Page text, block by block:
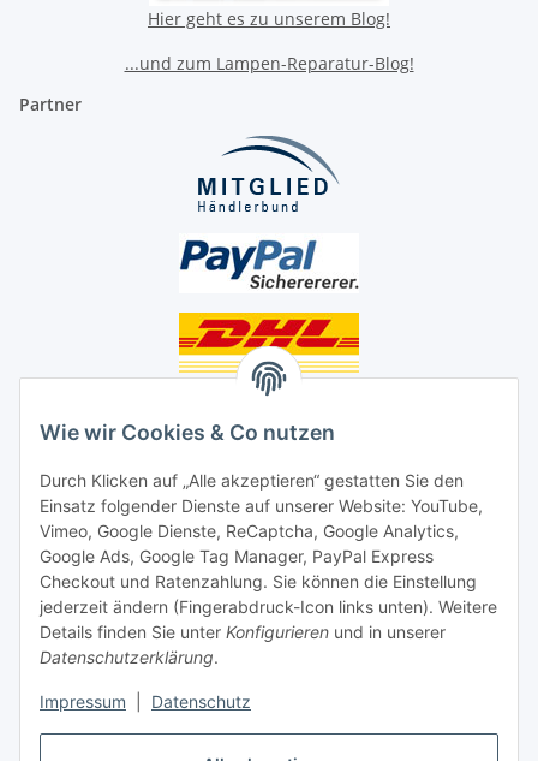
Wie wir Cookies & Co nutzen
Durch Klicken auf „Alle akzeptieren“ gestatten Sie den
Einsatz folgender Dienste auf unserer Website: YouTube,
Vimeo, Google Dienste, ReCaptcha, Google Analytics,
Google Ads, Google Tag Manager, PayPal Express
Checkout und Ratenzahlung. Sie können die Einstellung
jederzeit ändern (Fingerabdruck-Icon links unten). Weitere
Details finden Sie unter Konfigurieren und in unserer
Datenschutzerklärung.
Impressum Datenschutz
Hier geht es zu unserem Blog!
...und zum Lampen-Reparatur-Blog!
Partner
Social Media
Unsere Dienstleistungen
Lampenreparatur
Lichtservice für Senioren
Vertrag widerrufen